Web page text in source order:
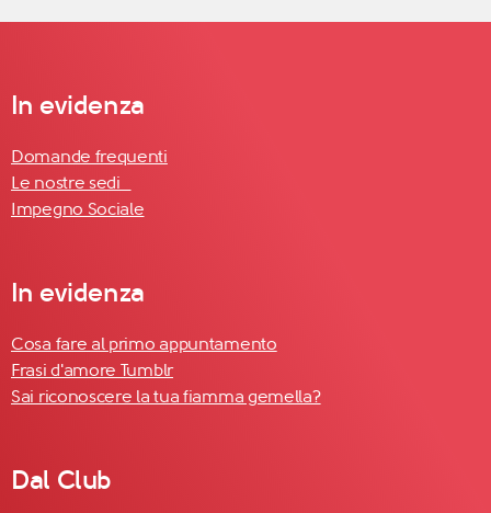
In evidenza
Domande frequenti
Le nostre sedi
Impegno Sociale
In evidenza
Cosa fare al primo appuntamento
Frasi d'amore Tumblr
Sai riconoscere la tua fiamma gemella?
Dal Club